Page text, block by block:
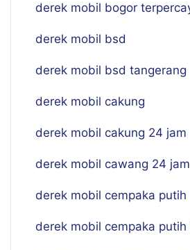
derek mobil bogor
derek mobil bsd
derek mobil bsd tangerang
derek mobil cakung
derek mobil cakung 24 jam
derek mobil cawang 24 jam
derek mobil cempaka putih
derek mobil cempaka putih